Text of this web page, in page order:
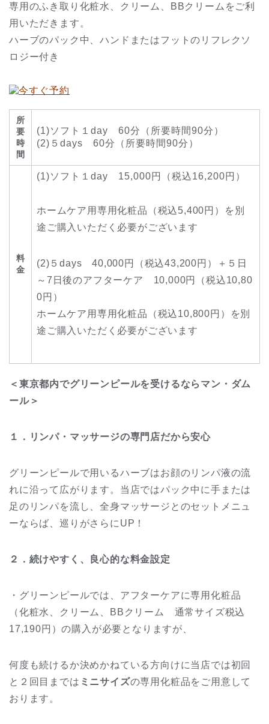
専用のふき取り化粧水、クリーム、BBクリームをご利
用いただきます。
ハーブのパック中、ハンドまたはフットのリフレクソ
ロジー付き
所
要
時
間
(1)ソフト１day 60分（所要時間90分）
(2)５days 60分（所要時間90分）
料
金
(1)ソフト１day 15,000円（税込16,200円）
ホームケア用専用化粧品（税込5,400円）を別
途ご購入いただく必要がございます
(2)５days 40,000円（税込43,200円）＋５日
～7日後のアフターケア 10,000円（税込10,80
0円）
ホームケア用専用化粧品（税込10,800円）を別
途ご購入いただく必要がございます
＜東京都内でグリーンピールを受けるならマン・ダム
ール＞
１．リンパ・マッサージの専門店だから安心
グリーンピールで用いるハーブはお顔のリンパ液の流
れに沿って広がります。当店ではパック中に手または
足のリンパを流し、全身マッサージとのセットメニュ
ーならば、巡りがさらにUP！
２．続けやすく、良心的な料金設定
・グリーンピールでは、アフターケアに専用化粧品
（化粧水、クリーム、BBクリーム 通常サイズ税込
17,190円）の購入が必要となりますが、
何度も続けるか決めかねている方向けに当店では初回
と２回目までは ミニサイズの専用化粧品をご用意して
おります。